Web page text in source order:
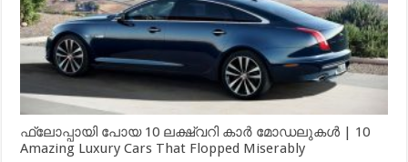
ഫ്ലോപ്പായി പോയ 10 ലക്ഷ്വറി കാർ മോഡലുകൾ | 10
Amazing Luxury Cars That Flopped Miserably